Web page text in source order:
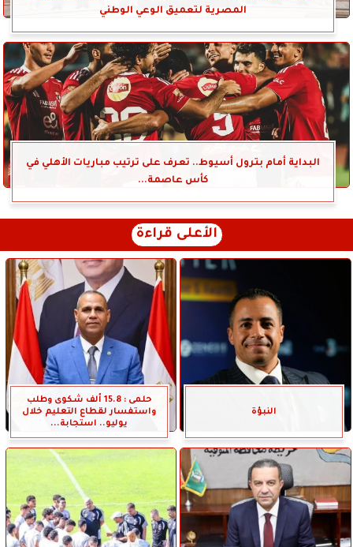
المصرية لتعميق الوعي الوطني
البداية أمام بترول أسيوط.. تعرف على ترتيب مباريات الأهلي في
كأس عاصمة...
الأعلى قراءة
النبؤة
حلمى : 15.8 ألف شكوى وطلب
واستفسار لقطاع التعليم خلال
يوليو.. استجابة...